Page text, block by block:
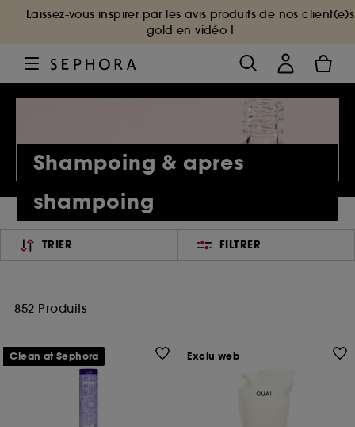
Laissez-vous inspirer par les avis produits de nos client(e)s
gold en vidéo !
Shampoing & apres
shampoing
TRIER FILTRER
852 Produits
Clean at Sephora Exclu web